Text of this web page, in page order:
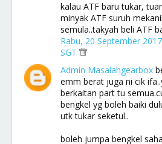
kalau ATF baru tukar,
minyak ATF suruh
semula..takyah beli ATF
Rabu, 20 September
SGT
Admin Masalahgearbox
emm berat juga ni cik
berkaitan part tu
bengkel yg boleh baiki
utk tukar seketul..
boleh jumpa bengkel